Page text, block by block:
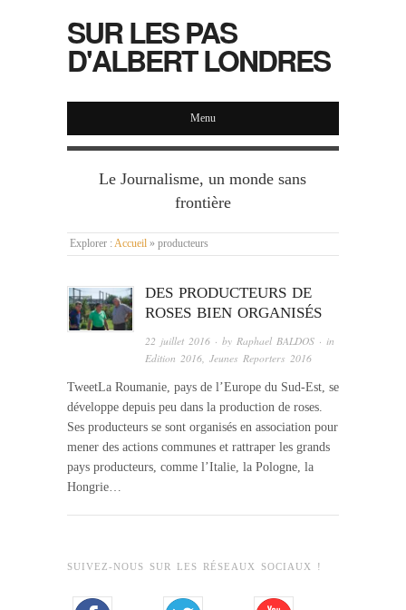
SUR LES PAS
D'ALBERT LONDRES
Menu
Le Journalisme, un monde sans
frontière
Explorer : Accueil » producteurs
DES PRODUCTEURS DE
ROSES BIEN ORGANISÉS
22 juillet 2016 · byRaphael BALDOS · in
Edition 2016,Jeunes Reporters 2016
TweetLa Roumanie, pays de l’Europe du Sud-Est, se
développe depuis peu dans la production de roses.
Ses producteurs se sont organisés en association pour
mener des actions communes et rattraper les grands
pays producteurs, comme l’Italie, la Pologne, la
Hongrie…
SUIVEZ-NOUS SUR LES RÉSEAUX SOCIAUX !